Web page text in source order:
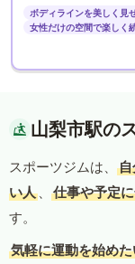
ボディラインを美しく見
女性だけの空間で楽しく
山梨市駅の
スポーツジムは、
い人 、 仕事や予定
す。
気軽に運動を始め